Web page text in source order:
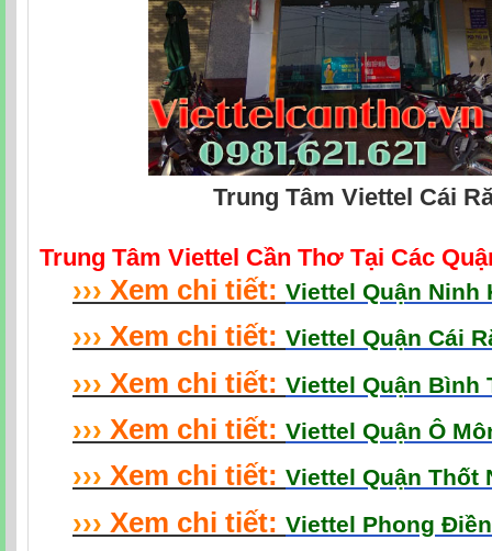
Trung Tâm Viettel Cái
Trung Tâm Viettel Cần Thơ Tại Các
››› Xem chi tiết: Viettel Quận Ninh
››› Xem chi tiết: Viettel Quận Cái
››› Xem chi tiết: Viettel Quận Bình
››› Xem chi tiết: Viettel Quận Ô
››› Xem chi tiết: Viettel Quận Thốt
››› Xem chi tiết: Viettel Phong